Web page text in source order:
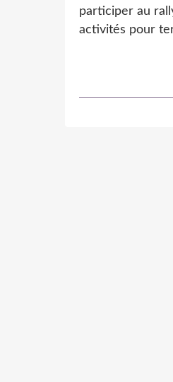
participer au
activités pour